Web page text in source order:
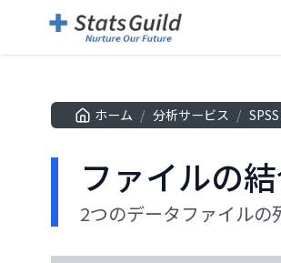
ホーム / 分析サービス /
ファイルの
2つのデータファイルの